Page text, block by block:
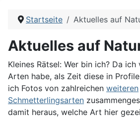
Startseite Aktuelles auf
Aktuelles auf
Kleines Rätsel: Wer bin ich? Da
Arten habe, als Zeit diese in
ich Fotos von zahlreichen weiteren
Schmetterlingsarten
damit heraus, welche Art hier